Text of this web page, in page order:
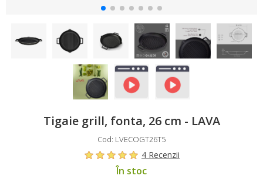
Tigaie grill, fonta, 26 cm - LAVA
Cod: LVECOGT26T5
4 Recenzii
În stoc